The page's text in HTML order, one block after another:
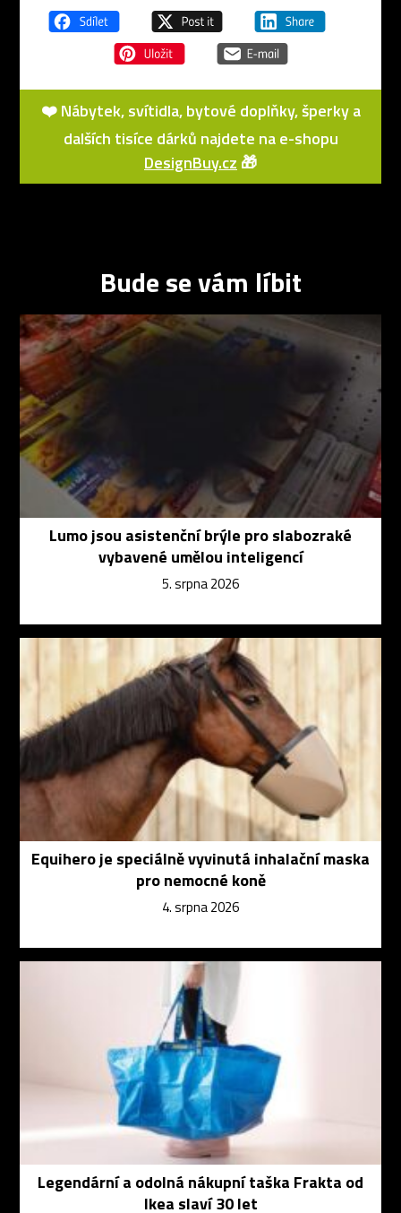
❤️ Nábytek, svítidla, bytové doplňky, šperky a
dalších tisíce dárků najdete na e-shopu
DesignBuy.cz 🎁
Bude se vám líbit
Lumo jsou asistenční brýle pro slabozraké
vybavené umělou inteligencí
5. srpna 2026
Equihero je speciálně vyvinutá inhalační maska
pro nemocné koně
4. srpna 2026
Legendární a odolná nákupní taška Frakta od
Ikea slaví 30 let